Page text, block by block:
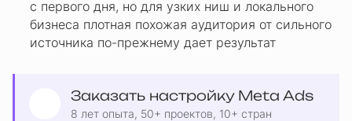
с первого дня, но для узких ниш и локального
бизнеса плотная похожая аудитория от сильного
источника по-прежнему дает результат
Заказать настройку Meta Ads
8 лет опыта, 50+ проектов, 10+ стран